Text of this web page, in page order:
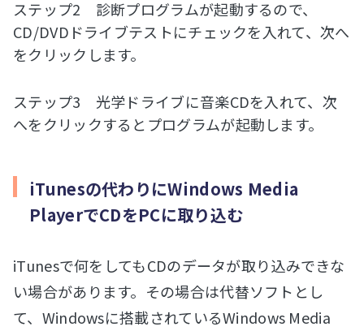
ステップ2 診断プログラムが起動するので、
CD/DVDドライブテストにチェックを入れて、次へ
をクリックします。
ステップ3 光学ドライブに音楽CDを入れて、次
へをクリックするとプログラムが起動します。
iTunesの代わりにWindows Media
PlayerでCDをPCに取り込む
iTunesで何をしてもCDのデータが取り込みできな
い場合があります。その場合は代替ソフトとし
て、Windowsに搭載されているWindows Media